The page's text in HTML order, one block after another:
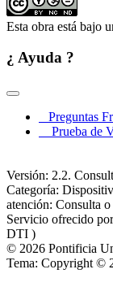
los
VI
del
niños
VI
Mesa
VI
Esta obra está bajo
¿ Ayuda ?
Preguntas
Prueba de
Versión: 2.2.
Categoría:
atención: Consulta
Servicio ofrecido
DTI )
© 2026 Pontificia
Tema: Copyright ©